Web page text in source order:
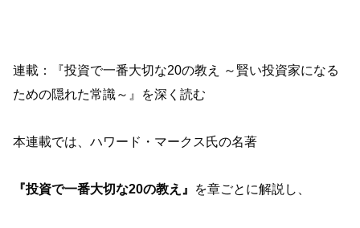
連載：『投資で一番大切な20の教え ～賢い投資家になる
ための隠れた常識～』を深く読む
本連載では、ハワード・マークス氏の名著
『投資で一番大切な20の教え』 を章ごとに解説し、